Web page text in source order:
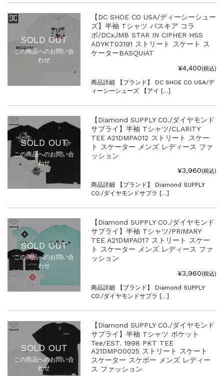
SOLD OUT
この商品へのお問い合
わせ
【DC SHOE CO USA/ディーシーシュー
ズ】半袖 Tシャツ バスキア コラ
ボ/DCxJMB STAR IN CIPHER HSS
ADYKT03191 ストリート スケート ス
ケーターBASQUIAT
¥4,400(税込)
商品詳細 【ブランド】 DC SHOE CO USA/デ
ィーシーシューズ 【アイ […]
SOLD OUT
この商品へのお問い合
わせ
【Diamond SUPPLY CO./ダイヤモンド
サプライ】半袖 Tシャツ/CLARITY
TEE A21DMPA012 ストリート スケー
ト スケーター メンズ レディース ファ
ッション
¥3,960(税込)
商品詳細 【ブランド】 Diamond SUPPLY
CO./ダイヤモンドサプラ […]
SOLD OUT
この商品へのお問い合
わせ
【Diamond SUPPLY CO./ダイヤモンド
サプライ】半袖 Tシャツ/PRIMARY
TEE A21DMPA017 ストリート スケー
ト スケーター メンズ レディース ファ
ッション
¥3,960(税込)
商品詳細 【ブランド】 Diamond SUPPLY
CO./ダイヤモンドサプラ […]
SOLD OUT
この商品へのお問い合
わせ
【Diamond SUPPLY CO./ダイヤモンド
サプライ】半袖 Tシャツ ポケット
Tee/EST. 1998 PKT TEE
A21DMPO0025 ストリート スケート
スケーター スケボー メンズ レディー
ス ファッション